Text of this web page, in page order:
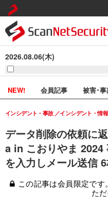
2026.08.06(木)
NEW! 会員記事 被害･事
データ削除の依頼に
a in こおりやま 2024
を入力しメール送信
インシデント・事故 インシデント・情
この記事は会員限定で
ただ